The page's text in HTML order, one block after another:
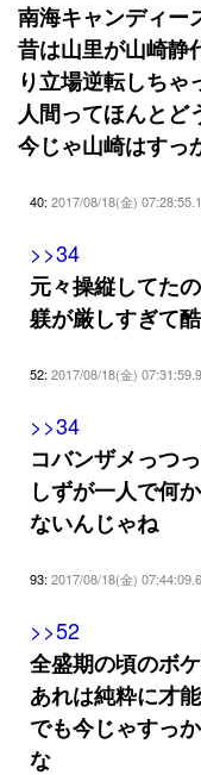
南海キャンディー
昔は山里が山崎静
り立場逆転しちゃ
人間ってほんとど
今じゃ山崎はすっ
40: 2017/08/18(金)
>>34
元々操縦してた
躾が厳しすぎて
52: 2017/08/18(金)
>>34
コバンザメっつ
しずが一人で何
ないんじゃね
93: 2017/08/18(金)
>>52
全盛期の頃のボ
あれは純粋に才
でも今じゃすっ
な